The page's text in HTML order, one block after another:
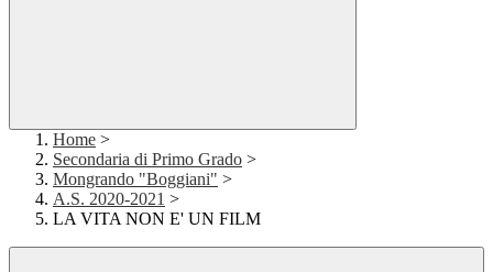
Home >
Secondaria di Primo Grado >
Mongrando "Boggiani" >
A.S. 2020-2021 >
LA VITA NON E' UN FILM